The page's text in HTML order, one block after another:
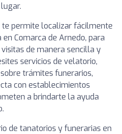
permite localizar fácilmente
Comarca de Arnedo, para
de manera sencilla y
servicios de velatorio,
trámites funerarios,
con establecimientos
a brindarte la ayuda
de tanatorios y funerarias en